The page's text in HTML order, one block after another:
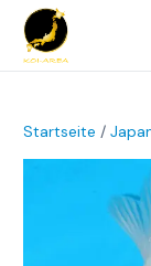
Startseite /